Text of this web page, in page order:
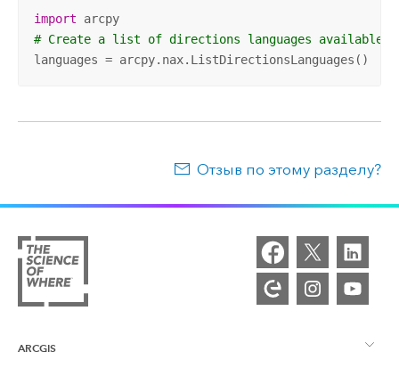
import
arcpy
# Create a list of directions languages available
languages = arcpy.nax.ListDirectionsLanguages()
Отзыв по этому разделу?
ARCGIS